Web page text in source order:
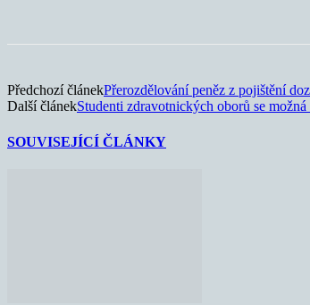
Předchozí článekPřerozdělování peněz z pojištění
Další článekStudenti zdravotnických oborů se
SOUVISEJÍCÍ ČLÁNKY